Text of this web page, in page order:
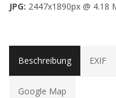
JPG: 2447x1890px @ 4.18
Beschreibung EXIF
Google Map